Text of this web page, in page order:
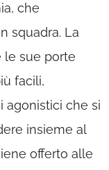
che
squadra. La
le sue porte
facili,
agonistici che si
insieme al
offerto alle